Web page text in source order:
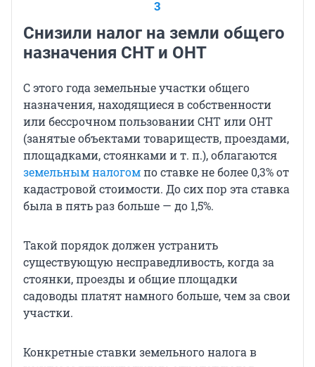
3
Снизили налог на земли общего
назначения СНТ и ОНТ
С этого года земельные участки общего
назначения, находящиеся в собственности
или бессрочном пользовании СНТ или ОНТ
(занятые объектами товариществ, проездами,
площадками, стоянками и т. п.), облагаются
земельным налогомпо ставке не более 0,3% от
кадастровой стоимости. До сих пор эта ставка
была в пять раз больше — до 1,5%.
Такой порядок должен устранить
существующую несправедливость, когда за
стоянки, проезды и общие площадки
садоводы платят намного больше, чем за свои
участки.
Конкретные ставки земельного налога в